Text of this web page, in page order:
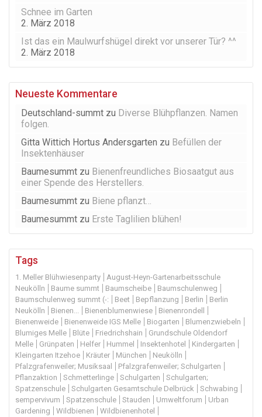
Schnee im Garten
2. März 2018
Ist das ein Maulwurfshügel direkt vor unserer Tür? ^^
2. März 2018
Neueste Kommentare
Deutschland-summt zu Diverse Blühpflanzen. Namen
folgen.
Gitta Wittich Hortus Andersgarten zu Befüllen der
Insektenhäuser
Baumesummt zu Bienenfreundliches Biosaatgut aus
einer Spende des Herstellers.
Baumesummt zu Biene pflanzt…
Baumesummt zu Erste Taglilien blühen!
Tags
1. Meller Blühwiesenparty
August-Heyn-Gartenarbeitsschule
Neukölln
Baume summt Baumscheibe
Baumschulenweg
Baumschulenweg summt (-:
Beet Bepflanzung Berlin
Berlin
Neukölln
Bienen... Bienenblumenwiese
Bienenrondell
Bienenweide
Bienenweide IGS Melle Biogarten
Blumenzwiebeln
Blumiges Melle
Blüte Friedrichshain
Grundschule Oldendorf
Melle
Grünpaten Helfer Hummel Insektenhotel
Kindergarten
Kleingarten Itzehoe
Kräuter München
Neukölln
Pfalzgrafenweiler; Musiksaal
Pfalzgrafenweiler; Schulgarten
Pflanzaktion
Schmetterlinge Schulgarten
Schulgarten;
Spatzenschule
Schulgarten Gesamtschule Delbrück
Schwabing
sempervivum
Spatzenschule Stauden Umweltforum
Urban
Gardening
Wildbienen Wildbienenhotel